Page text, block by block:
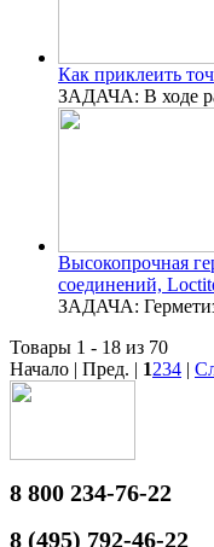
Как приклеить
ЗАДАЧА: В ходе
Высокопрочная
соединений,
ЗАДАЧА:
Товары 1 - 18 из 70
Начало | Пред. | 1234 |
8 800 234-76-22
8 (495) 792-46-22